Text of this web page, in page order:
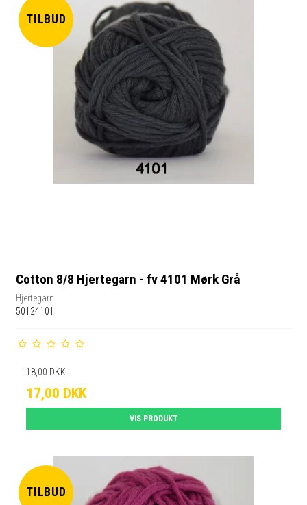
TILBUD
Cotton 8/8 Hjertegarn - fv 4101 Mørk Grå
Hjertegarn
50124101
18,00 DKK
17,00 DKK
VIS PRODUKT
TILBUD